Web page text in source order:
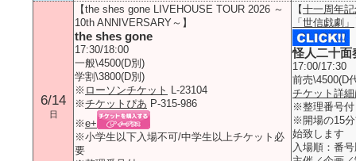
6/14
日
【the shes gone LIVEHOUSE TOUR 2026 ～
10th ANNIVERSARY～】
the shes gone
17:30/18:00
一般\4500(D別)
学割\3800(D別)
※ ローソンチケット L-23104
※チケットぴあ P-315-986
※e+
※小学生以下入場不可/中学生以上チケット必
要
【十一周年
「世信戯劇」
怪人二十面
17:00/17:30
前売\4500(D
チケット詳
※整理番号付
※開場の15
始致します
入場順：番